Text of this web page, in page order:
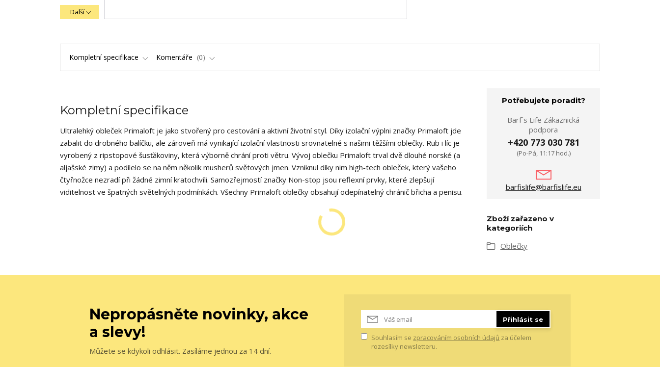
Další
Kompletní specifikace Komentáře 0
Kompletní specifikace
Ultralehký obleček Primaloft je jako stvořený pro cestování a aktivní životní styl. Díky izolační výplni značky Primaloft jde
zabalit do drobného balíčku, ale zároveň má vynikající izolační vlastnosti srovnatelné s našimi těžšími oblečky. Rub i líc je
vyrobený z ripstopové šusťákoviny, která výborně chrání proti větru. Vývoj oblečku Primaloft trval dvě dlouhé norské (a
aljašské zimy) a podílelo se na něm několik musherů světových jmen. Vzniknul díky nim high-tech obleček, který vašeho
čtyřnožce nezradí při žádné zimní kratochvíli. Samozřejmostí značky Non-stop jsou reflexní prvky, které zlepšují
viditelnost ve špatných světelných podmínkách. Všechny Primaloft oblečky obsahují odepínatelný chránič břicha a penisu.
Potřebujete poradit?
Barf´s Life Zákaznická
podpora
+420 773 030 781
(Po-Pá, 11:17 hod.)
barfislife@barfislife.eu
Zboží zařazeno v
kategoriích
Oblečky
Nepropásněte novinky, akce
a slevy!
Můžete se kdykoli odhlásit. Zasíláme jednou za 14 dní.
Přihlásit se
Souhlasím se zpracováním osobních údajů za účelem
rozesílky newsletteru.